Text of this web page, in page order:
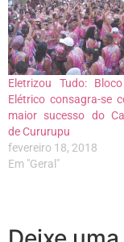
Eletrizou Tudo:
Elétrico consagra-se
maior sucesso do
de Cururupu
fevereiro 18, 2018
Em "Geral"